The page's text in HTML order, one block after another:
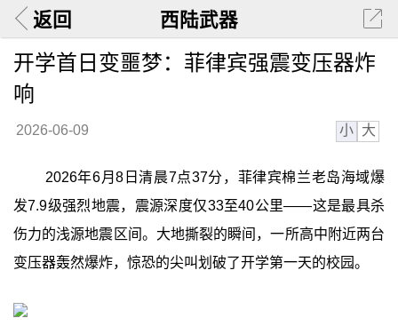
返回 西陆武器
开学首日变噩梦：菲律宾强震变压器炸
响
2026-06-09 小 大
2026年6月8日清晨7点37分，菲律宾棉兰老岛海域爆
发7.9级强烈地震，震源深度仅33至40公里——这是最具杀
伤力的浅源地震区间。大地撕裂的瞬间，一所高中附近两台
变压器轰然爆炸，惊恐的尖叫划破了开学第一天的校园。